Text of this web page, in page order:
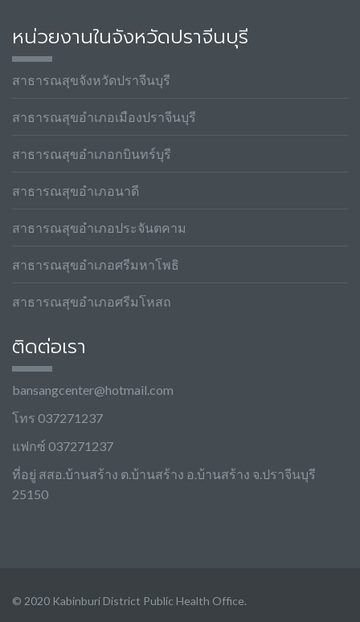
หน่วยงานในจังหวัดปราจีนบุรี
สาธารณสุขจังหวัดปราจีนบุรี
สาธารณสุขอำเภอเมืองปราจีนบุรี
สาธารณสุขอำเภอกบินทร์บุรี
สาธารณสุขอำเภอนาดี
สาธารณสุขอำเภอประจันตคาม
สาธารณสุขอำเภอศรีมหาโพธิ
สาธารณสุขอำเภอศรีมโหสถ
ติดต่อเรา
bansangcenter@hotmail.com
โทร 037271237
แฟกซ์ 037271237
ที่อยู่ สสอ.บ้านสร้าง ต.บ้านสร้าง อ.บ้านสร้าง จ.ปราจีนบุรี
25150
© 2020 Kabinburi District Public Health Office.